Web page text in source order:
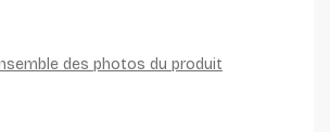
des photos du produit